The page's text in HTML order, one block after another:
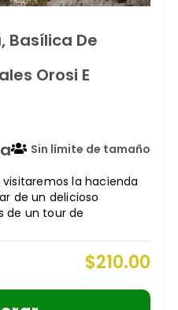
Basílica De
Orosi E
Sin límite de tamaño
la hacienda
de un delicioso
de un tour de
$210.00